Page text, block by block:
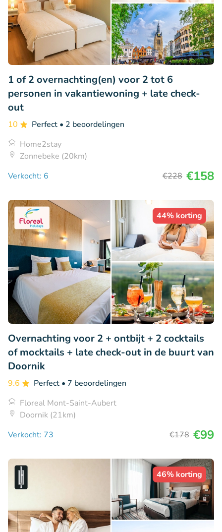
1 of 2 overnachting(en) voor 2 tot 6
personen in vakantiewoning + late check-
out
10 Perfect • 2 beoordelingen
Home2stay
Zonnebeke (20km)
Verkocht: 6
€228 €158
44% korting
Overnachting voor 2 + ontbijt + 2 cocktails
of mocktails + late check-out in de buurt van
Doornik
9.6 Perfect • 7 beoordelingen
Floreal Mont-Saint-Aubert
Doornik (21km)
Verkocht: 73
€178 €99
46% korting